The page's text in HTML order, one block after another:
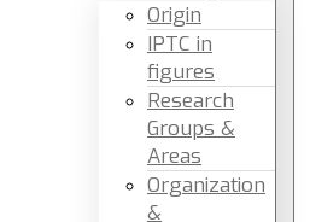
Origin
IPTC in
figures
Research
Groups &
Areas
Organization
&